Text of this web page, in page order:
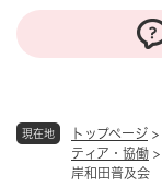
現在地 トップページ >
ティア・協働 >
岸和田普及会